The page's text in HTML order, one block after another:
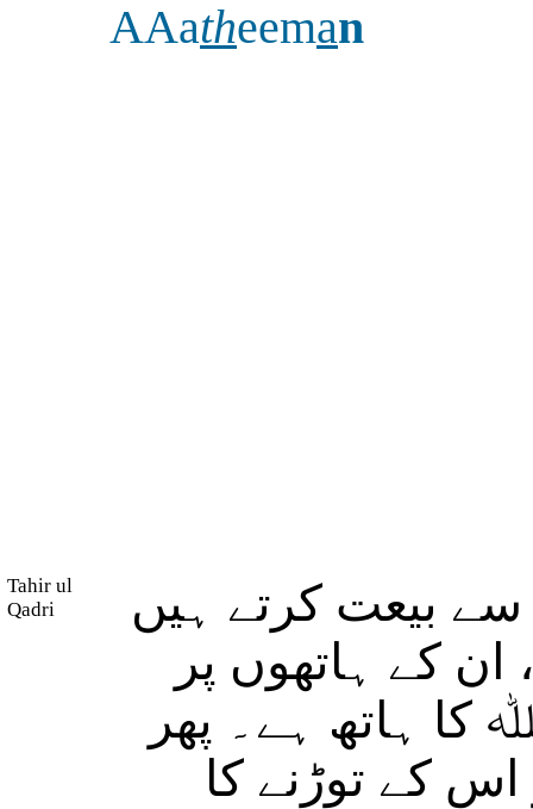
AAatheeman
Tahir ul
Qadri
بیعت کرتے ہیں
کے ہاتھوں پر
ہاتھ ہے۔ پھر
کے توڑنے کا